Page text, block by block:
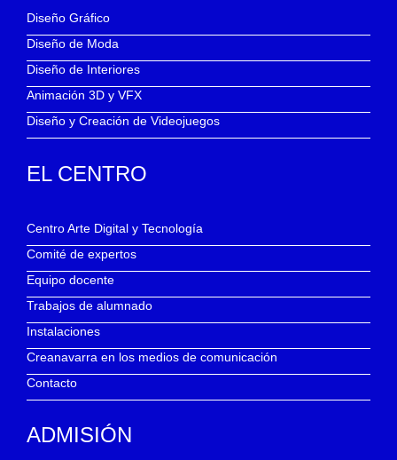
Diseño Gráfico
Diseño de Moda
Diseño de Interiores
Animación 3D y VFX
Diseño y Creación de Videojuegos
EL CENTRO
Centro Arte Digital y Tecnología
Comité de expertos
Equipo docente
Trabajos de alumnado
Instalaciones
Creanavarra en los medios de comunicación
Contacto
ADMISIÓN